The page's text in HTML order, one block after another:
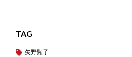
TAG
矢野顕子